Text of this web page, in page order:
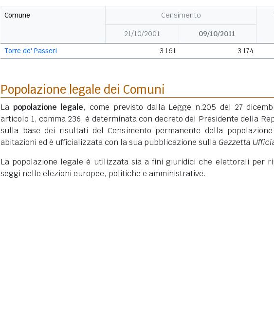
Comune Censimento
21/10/2001
09/10/2011
Torre de' Passeri
3.161 3.174
Popolazione legale dei Comuni
La popolazione legale, come previsto dalla Legge n.205 del 27
articolo 1, comma 236, è determinata con decreto del Presidente della
sulla base dei risultati del Censimento permanente della
abitazioni ed è ufficializzata con la sua pubblicazione sullaGazzetta
La popolazione legale è utilizzata sia a fini giuridici che elettorali per
seggi nelle elezioni europee, politiche e amministrative.